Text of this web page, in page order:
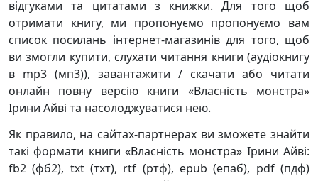
відгуками та цитатами з книжки. Для того щоб
отримати книгу, ми пропонуємо пропонуємо вам
список посилань інтернет-магазинів для того, щоб
ви змогли купити, слухати читання книги (аудіокнигу
в mp3 (мп3)), завантажити / скачати або читати
онлайн повну версію книги «Власність монстра»
Ірини Айві та насолоджуватися нею.
Як правило, на сайтах-партнерах ви зможете знайти
такі формати книги «Власність монстра» Ірини Айві:
fb2 (фб2), txt (тхт), rtf (ртф), epub (епаб), pdf (пдф)